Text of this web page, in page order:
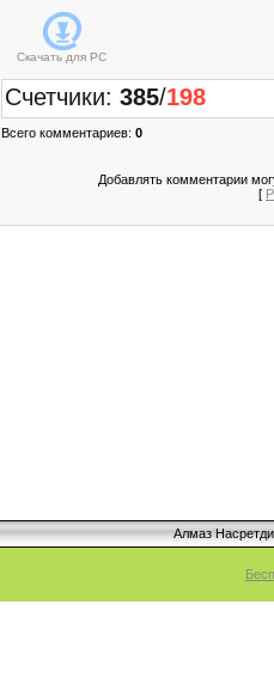
Скачать для PC
Счетчики: 385/198
Всего комментариев: 0
Добавлять комментарии
[
Алмаз